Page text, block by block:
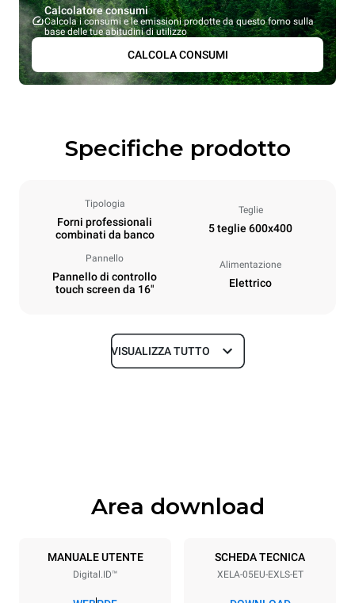
Calcolatore consumi
Calcola i consumi e le emissioni prodotte da questo forno sulla
base delle tue abitudini di utilizzo
CALCOLA CONSUMI
Specifiche prodotto
Tipologia
Forni professionali
combinati da banco
Teglie
5 teglie 600x400
Pannello
Pannello di controllo
touch screen da 16"
Alimentazione
Elettrico
Dimensioni
Specifiche teglia
5 600x400
Passo teglie
86 mm
VISUALIZZA TUTTO
Area download
MANUALE UTENTE
Digital.ID™
SCHEDA TECNICA
XELA-05EU-EXLS-ET